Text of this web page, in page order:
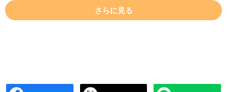
さらに見る